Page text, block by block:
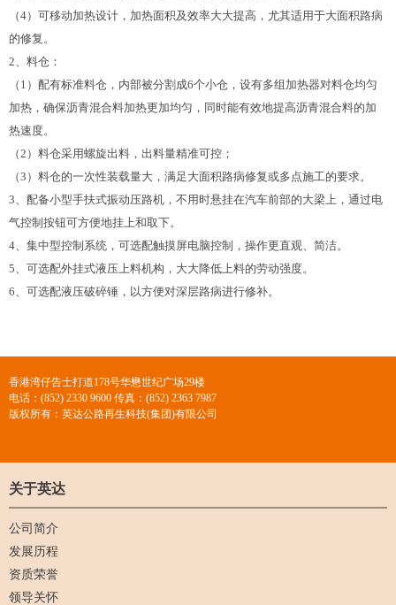
（4）可移动加热设计，加热面积及效率大大提高，尤其适用于大面积路病
的修复。
2、料仓：
（ 1 ）配有标准料仓，内部被分割成6个小仓，设有多组加热器对料仓均匀
加热，确保沥青混合料加热更加均匀，同时能有效地提高沥青混合料的加
热速度。
（2 ）料仓采用螺旋出料，出料量精准可控；
（3 ）料仓的一次性装载量大，满足大面积路病修复或多点施工的要求。
3、配备小型手扶式振动压路机，不用时悬挂在汽车前部的大梁上，通过电
气控制按钮可方便地挂上和取下。
4、集中型控制系统，可选配触摸屏电脑控制，操作更直观、简洁。
5、可选配外挂式液压上料机构，大大降低上料的劳动强度。
6、可选配液压破碎锤，以方便对深层路病进行修补。
香港湾仔告士打道178号华懋世纪广场29楼
电话：(852) 2330 9600 传真：(852) 2363 7987
版权所有：英达公路再生科技(集团)有限公司
关于英达
公司简介
发展历程
资质荣誉
领导关怀